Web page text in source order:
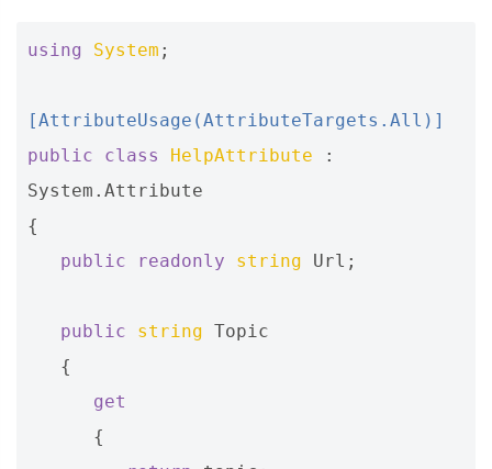
using System ;
[AttributeUsage(AttributeTargets.All)]
public
class HelpAttribute
:
System . Attribute
{
public
readonly string Url ;
public string Topic
{
get
{